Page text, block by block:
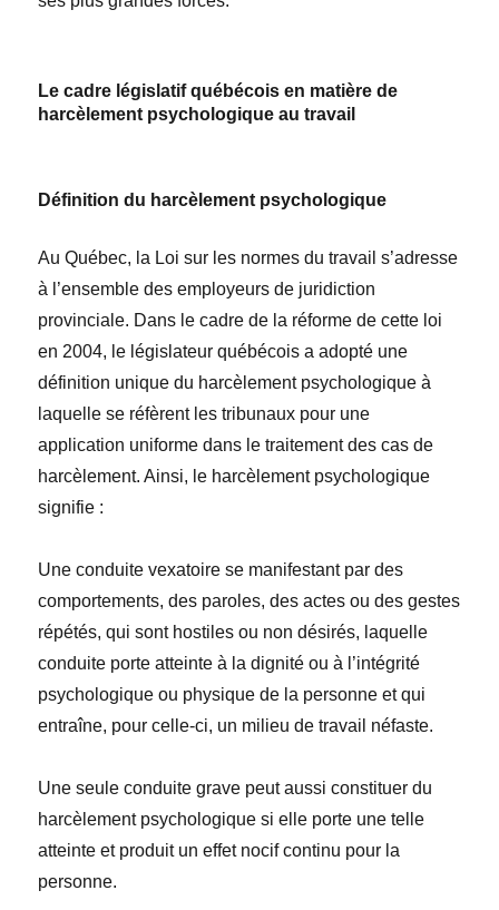
Le cadre législatif québécois en matière de
harcèlement psychologique au travail
Définition du harcèlement psychologique
Au Québec, la Loi sur les normes du travail s’adresse
à l’ensemble des employeurs de juridiction
provinciale. Dans le cadre de la réforme de cette loi
en 2004, le législateur québécois a adopté une
définition unique du harcèlement psychologique à
laquelle se réfèrent les tribunaux pour une
application uniforme dans le traitement des cas de
harcèlement. Ainsi, le harcèlement psychologique
signifie :
Une conduite vexatoire se manifestant par des
comportements, des paroles, des actes ou des gestes
répétés, qui sont hostiles ou non désirés, laquelle
conduite porte atteinte à la dignité ou à l’intégrité
psychologique ou physique de la personne et qui
entraîne, pour celle-ci, un milieu de travail néfaste.
Une seule conduite grave peut aussi constituer du
harcèlement psychologique si elle porte une telle
atteinte et produit un effet nocif continu pour la
personne.